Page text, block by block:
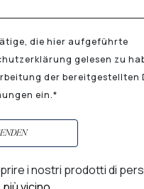
die hier aufgeführte
gelesen zu
der bereitgestellten
ein.*
i nostri prodotti di